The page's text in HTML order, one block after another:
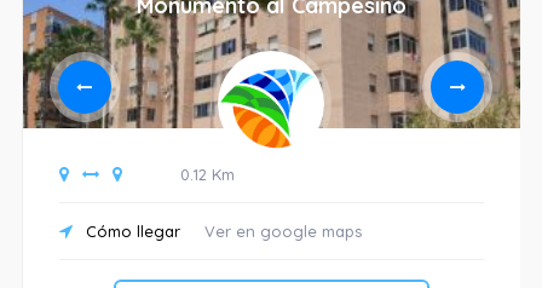
Monumento al Campesino
0.12 Km
Cómo llegar Ver en google maps